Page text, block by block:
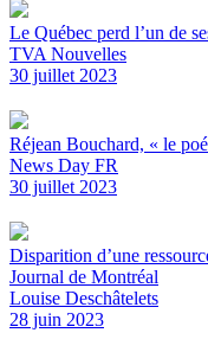
Le Québec perd l’un de
TVA Nouvelles
30 juillet 2023
Réjean Bouchard, « le
News Day FR
30 juillet 2023
Disparition d’une
Journal de Montréal
Louise Deschâtelets
28 juin 2023